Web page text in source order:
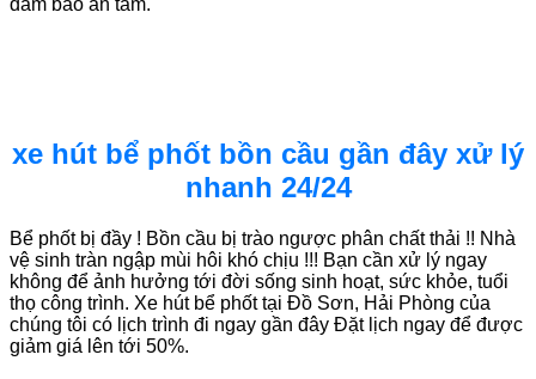
đảm bảo an tâm.
xe hút bể phốt bồn cầu gần đây xử lý
nhanh 24/24
Bể phốt bị đầy ! Bồn cầu bị trào ngược phân chất thải !! Nhà
vệ sinh tràn ngập mùi hôi khó chịu !!! Bạn cần xử lý ngay
không để ảnh hưởng tới đời sống sinh hoạt, sức khỏe, tuổi
thọ công trình. Xe hút bể phốt tại Đồ Sơn, Hải Phòng của
chúng tôi có lịch trình đi ngay gần đây Đặt lịch ngay để được
giảm giá lên tới 50%.